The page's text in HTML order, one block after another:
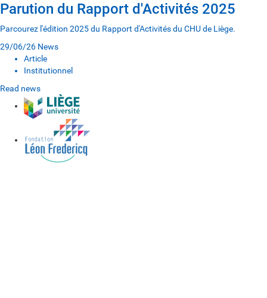
Parution du Rapport d'Activités 2025
Parcourez l'édition 2025 du Rapport d'Activités du CHU de Liège.
29/06/26 News
Article
Institutionnel
Read news